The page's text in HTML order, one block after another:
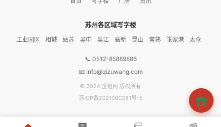
☎
苏州各区域写字楼
工业园区 相城 姑苏 吴中 吴江 高新 昆山 常熟 张家港 太仓
📞 0512-85889886
📧 info@qizuwang.com
© 2024 企租网 版权所有
苏ICP备2021000281号-5